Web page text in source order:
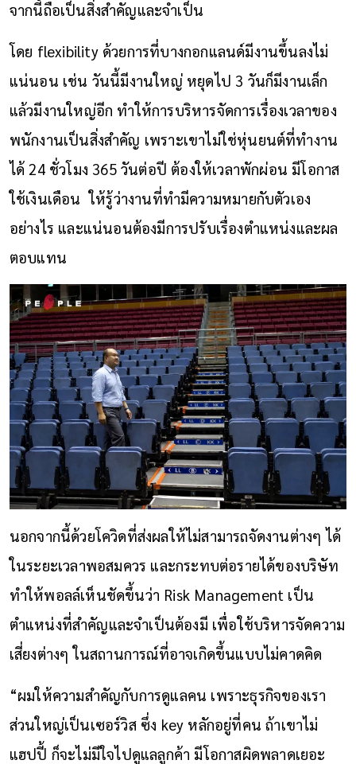
จากนี้ถือเป็นสิ่งสำคัญและจำเป็น
โดย flexibility ด้วยการที่บางกอกแลนด์มีงานขึ้นลงไม่
แน่นอน เช่น วันนี้มีงานใหญ่ หยุดไป 3 วันก็มีงานเล็ก
แล้วมีงานใหญ่อีก ทำให้การบริหารจัดการเรื่องเวลาของ
พนักงานเป็นสิ่งสำคัญ เพราะเขาไม่ใช่หุ่นยนต์ที่ทำงาน
ได้ 24 ชั่วโมง 365 วันต่อปี ต้องให้เวลาพักผ่อน มีโอกาส
ใช้เงินเดือน ให้รู้ว่างานที่ทำมีความหมายกับตัวเอง
อย่างไร และแน่นอนต้องมีการปรับเรื่องตำแหน่งและผล
ตอบแทน
นอกจากนี้ด้วยโควิดที่ส่งผลให้ไม่สามารถจัดงานต่างๆ ได้
ในระยะเวลาพอสมควร และกระทบต่อรายได้ของบริษัท
ทำให้พอลล์เห็นชัดขึ้นว่า Risk Management เป็น
ตำแหน่งที่สำคัญและจำเป็นต้องมี เพื่อใช้บริหารจัดความ
เสี่ยงต่างๆ ในสถานการณ์ที่อาจเกิดขึ้นแบบไม่คาดคิด
“ผมให้ความสำคัญกับการดูแลคน เพราะธุรกิจของเรา
ส่วนใหญ่เป็นเซอร์วิส ซึ่ง key หลักอยู่ที่คน ถ้าเขาไม่
แฮปปี้ ก็จะไม่มีใจไปดูแลลูกค้า มีโอกาสผิดพลาดเยอะ